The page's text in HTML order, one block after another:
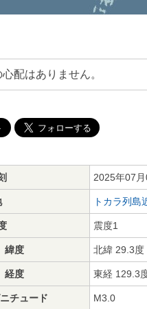
配はありません。
2025年07
トカラ列島
震度1
緯度 北緯 29.3度
経度 東経 129.3
チュード M3.0